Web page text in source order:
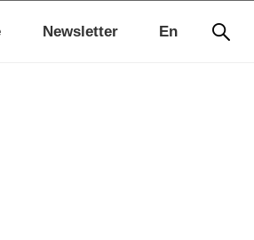
En
Newsletter